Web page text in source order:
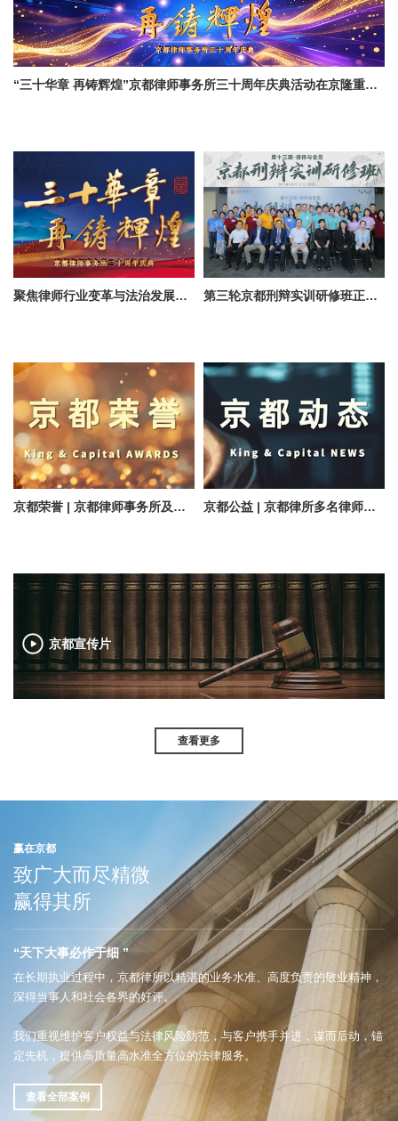
“三十华章 再铸辉煌”京都律师事务所三十周年庆典活动在京隆重举行
聚焦律师行业变革与法治发展，京都所三十周年庆典会议在京顺利举行 第三轮京都刑辩实训研修班正式开班 研讨接待与会见痛难点
京都荣誉 | 京都律师事务所及多位律师入选律新社《精品法律服务品牌指南（2025）》 京都公益 | 京都律所多名律师受聘最高人民法院诉讼服务专家志愿者、志愿律师和志愿专家
京都宣传片
查看更多
赢在京都
致广大而尽精微
赢得其所
“天下大事必作于细 ”
在长期执业过程中，京都律所以精湛的业务水准、高度负责的敬业精神，
深得当事人和社会各界的好评。
我们重视维护客户权益与法律风险防范，与客户携手并进，谋而后动，锚
定先机，提供高质量高水准全方位的法律服务。
查看全部案例